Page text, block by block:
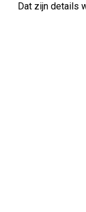
Dat zijn details